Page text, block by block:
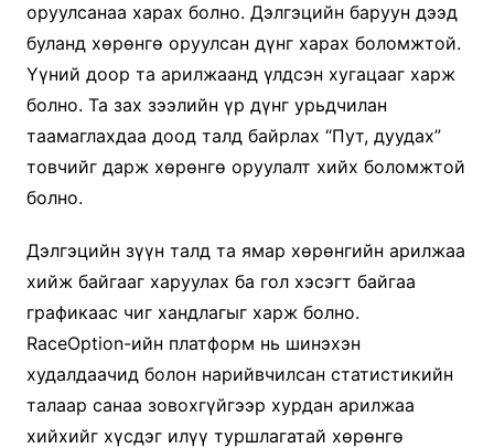
оруулсанаа харах болно. Дэлгэцийн баруун дээд
буланд хөрөнгө оруулсан дүнг харах боломжтой.
Үүний доор та арилжаанд үлдсэн хугацааг харж
болно. Та зах зээлийн үр дүнг урьдчилан
таамаглахдаа доод талд байрлах “Пут, дуудах”
товчийг дарж хөрөнгө оруулалт хийх боломжтой
болно.
Дэлгэцийн зүүн талд та ямар хөрөнгийн арилжаа
хийж байгааг харуулах ба гол хэсэгт байгаа
графикаас чиг хандлагыг харж болно.
RaceOption-ийн платформ нь шинэхэн
худалдаачид болон нарийвчилсан статистикийн
талаар санаа зовохгүйгээр хурдан арилжаа
хийхийг хүсдэг илүү туршлагатай хөрөнгө